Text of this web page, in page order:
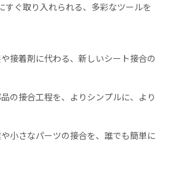
すぐ取り入れられる、多彩なツールを
接着剤に代わる、新しいシート接合の
の接合工程を、よりシンプルに、より
小さなパーツの接合を、誰でも簡単に